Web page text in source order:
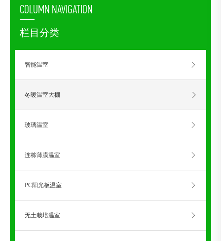
COLUMN NAVIGATION
栏目分类
智能温室
冬暖温室大棚
玻璃温室
连栋薄膜温室
PC阳光板温室
无土栽培温室